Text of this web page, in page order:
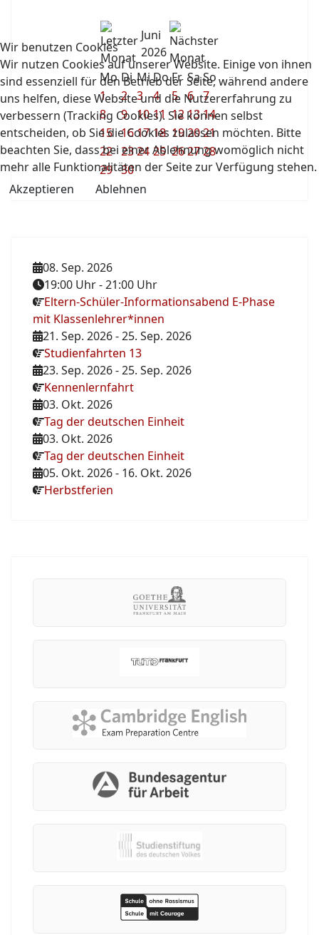
Juni
2026
Mo Di MiDo Fr Sa So
1
2 3 4 5 6 7
8
9 10 11 121314
15 1617 18 192021
22 2324 25 262728
29 30
08. Sep. 2026
19:00 Uhr-21:00 Uhr
Eltern-Schüler-Informationsabend E-Phase
mit Klassenlehrer*innen
21. Sep. 2026-25. Sep. 2026
Studienfahrten 13
23. Sep. 2026-25. Sep. 2026
Kennenlernfahrt
03. Okt. 2026
Tag der deutschen Einheit
03. Okt. 2026
Tag der deutschen Einheit
05. Okt. 2026- 16. Okt. 2026
Herbstferien
Wir benutzen Cookies
Wir nutzen Cookies auf unserer Website. Einige von ihnen
sind essenziell für den Betrieb der Seite, während andere
uns helfen, diese Website und die Nutzererfahrung zu
verbessern (Tracking Cookies). Sie können selbst
entscheiden, ob Sie die Cookies zulassen möchten. Bitte
beachten Sie, dass bei einer Ablehnung womöglich nicht
mehr alle Funktionalitäten der Seite zur Verfügung stehen.
Akzeptieren
Ablehnen